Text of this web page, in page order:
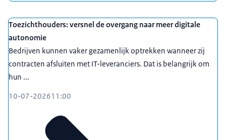
Toezichthouders: versnel de overgang naar meer digitale
autonomie
Bedrijven kunnen vaker gezamenlijk optrekken wanneer zij
contracten afsluiten met IT-leveranciers. Dat is belangrijk om
hun ...
10-07-202611:00